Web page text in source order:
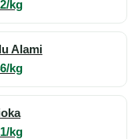
kg
Alami
kg
kg